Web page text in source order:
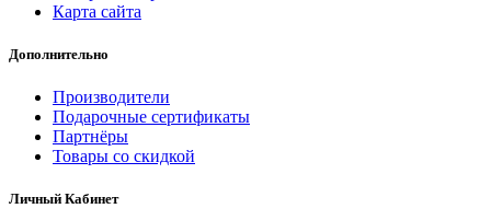
Карта сайта
Дополнительно
Производители
Подарочные сертификаты
Партнёры
Товары со скидкой
Личный Кабинет